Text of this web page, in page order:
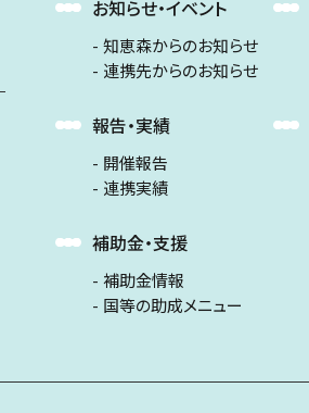
お知らせ・イベント
知恵森からのお知らせ
連携先からのお知らせ
報告・実績
開催報告
連携実績
補助金・支援
補助金情報
国等の助成メニュー